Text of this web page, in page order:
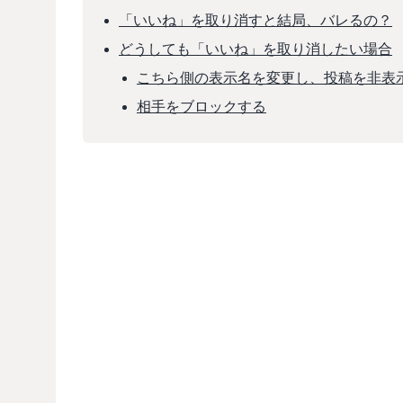
「いいね」を取り消すと結局、バレるの？
どうしても「いいね」を取り消したい場合
こちら側の表示名を変更し、投稿を非表
相手をブロックする